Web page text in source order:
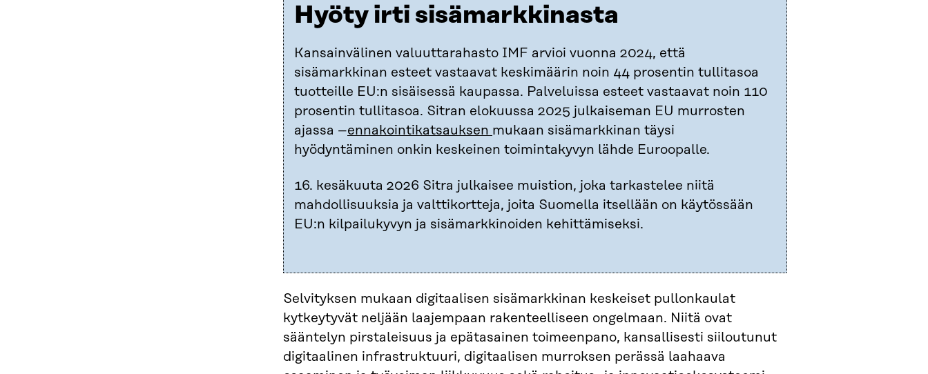
Hyöty irti sisämarkkinasta
Kansainvälinen valuuttarahasto IMF arvioi vuonna 2024, että
sisämarkkinan esteet vastaavat keskimäärin noin 44 prosentin tullitasoa
tuotteille EU:n sisäisessä kaupassa. Palveluissa esteet vastaavat noin 110
prosentin tullitasoa. Sitran elokuussa 2025 julkaiseman EU murrosten
ajassa –ennakointikatsauksen mukaan sisämarkkinan täysi
hyödyntäminen onkin keskeinen toimintakyvyn lähde Euroopalle.
16. kesäkuuta 2026 Sitra julkaisee muistion, joka tarkastelee niitä
mahdollisuuksia ja valttikortteja, joita Suomella itsellään on käytössään
EU:n kilpailukyvyn ja sisämarkkinoiden kehittämiseksi.
Selvityksen mukaan digitaalisen sisämarkkinan keskeiset pullonkaulat
kytkeytyvät neljään laajempaan rakenteelliseen ongelmaan. Niitä ovat
sääntelyn pirstaleisuus ja epätasainen toimeenpano, kansallisesti siiloutunut
digitaalinen infrastruktuuri, digitaalisen murroksen perässä laahaava